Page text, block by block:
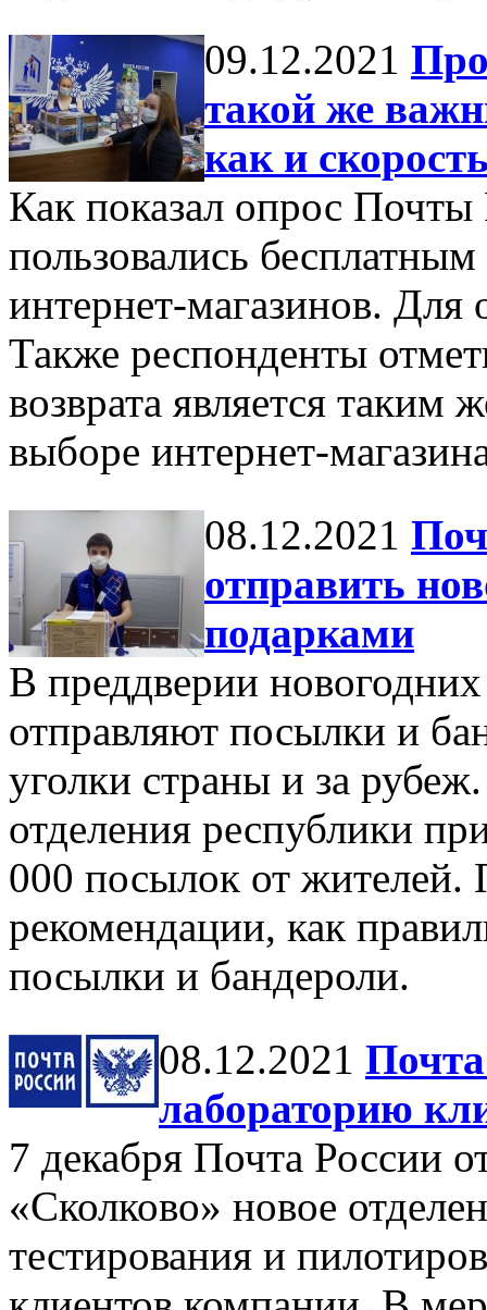
09.12.2021
такой же
как и
Как показал опрос
пользовались
интернет-магазинов.
Также респонденты
возврата является
выборе интернет-
08.12.2021
отправить
подарками
В преддверии
отправляют посылки и
уголки страны и за
отделения республики
000 посылок от жителей.
рекомендации, как
посылки и бандероли.
08.12.2021
лабораторию
7 декабря Почта России
«Сколково» новое
тестирования и